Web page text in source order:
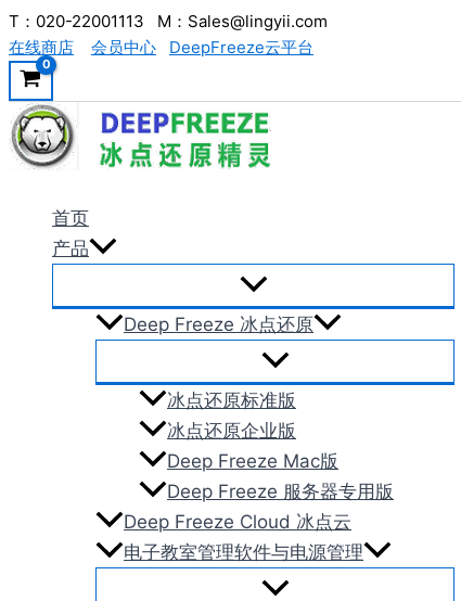
跳
至
内
容
T：020-22001113 M：Sales@lingyii.com
在线商店
会员中心 DeepFreeze云平台
首页
产品
Deep Freeze 冰点还原
冰点还原标准版
冰点还原企业版
Deep Freeze Mac版
Deep Freeze 服务器专用版
Deep Freeze Cloud 冰点云
电子教室管理软件与电源管理